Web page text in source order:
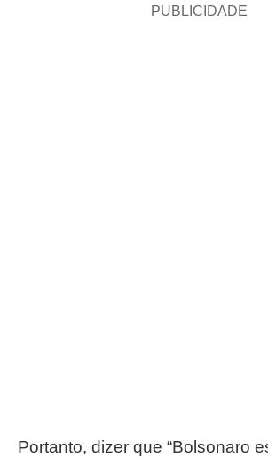
PUBLICIDADE
Portanto, dizer que “Bolsonaro